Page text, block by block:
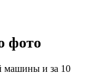
фото
машины и за 10